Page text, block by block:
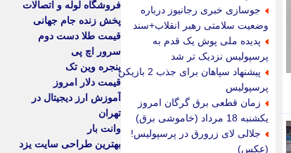
جوسازی خبری رجانیوز درباره
وضعیت سلامتی رهبر انقلاب+سند
پدیده ملی پوش یک قدم به
پرسپولیس نزدیک تر شد
پیشنهاد سپاهان برای جذب 2 بازیکن
پرسپولیس
زمان قطعی برق گرگان امروز
یکشنبه 18 مرداد (خاموشی برق)
جلالی لای زرورق در پرسپولیس!
(عکس)
فروشگاه لوله و اتصالات
پخش زنده جام جهانی
قیمت طلا دست دوم
سرور اچ پی
پنجره وین تک
قیمت دلار امروز
آموزش ارز دیجیتال در
تهران
وانت بار
بهترین طراحی سایت یزد